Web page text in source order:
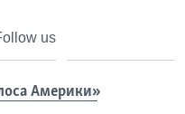
us
Америки»